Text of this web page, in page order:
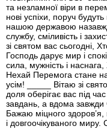
та незламної віри в
нові успіхи, поруч
нашою державою
службу, сміливість і
зі святом вас сьогодні,
Господь дарує мир і
сила, мужність і
Нехай Перемога стане
усім! _____ Вітаю зі
доля оберігає вас під
завдань, а вдома завжди
Бажаю міцного
і довгоочікуваного миру.